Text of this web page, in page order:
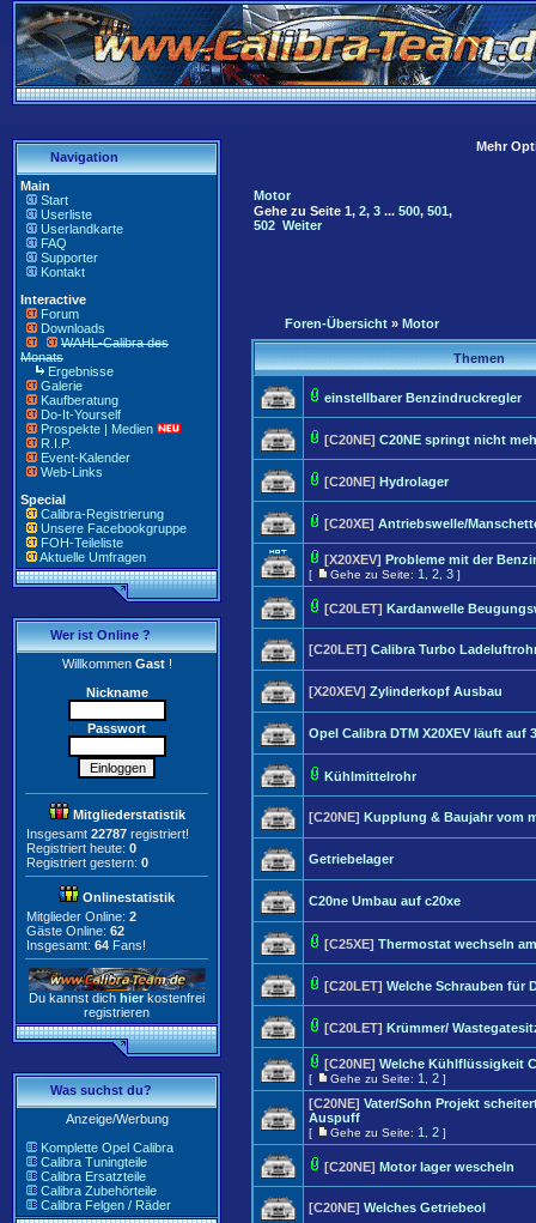
Navigation
Main
Start
Userliste
Userlandkarte
FAQ
Supporter
Kontakt
Interactive
Forum
Downloads
WAHL-Calibra des
Monats
Ergebnisse
Galerie
Kaufberatung
Do-It-Yourself
Prospekte | Medien
R.I.P.
Event-Kalender
Web-Links
Special
Calibra-Registrierung
Unsere Facebookgruppe
FOH-Teileliste
Aktuelle Umfragen
Wer ist Online ?
WillkommenGast!
Nickname
Passwort
Mitgliederstatistik
Insgesamt 22787 registriert!
Registriert heute: 0
Registriert gestern: 0
Onlinestatistik
Mitglieder Online: 2
Gäste Online: 62
Insgesamt: 64 Fans!
Du kannst dich hier kostenfrei
registrieren
Was suchst du?
Anzeige/Werbung
Komplette Opel Calibra
Calibra Tuningteile
Calibra Ersatzteile
Calibra Zubehörteile
Calibra Felgen / Räder
Mehr
Motor
Gehe zu Seite 1, 2, 3 ... 500, 501,
502 Weiter
Foren-Übersicht » Motor
Themen
einstellbarer Benzindruckregler
[C20NE] C20NE springt nicht
[C20NE] Hydrolager
[C20XE] Antriebswelle/
[X20XEV] Probleme mit der
[ Gehe zu Seite: 1 2 3 ]
[C20LET] Kardanwelle
[C20LET] Calibra Turbo
[X20XEV] Zylinderkopf Ausbau
Opel Calibra DTM X20XEV läuft auf
Kühlmittelrohr
[C20NE] Kupplung & Baujahr vom
Getriebelager
C20ne Umbau auf c20xe
[C25XE] Thermostat wechseln
[C20LET] Welche Schrauben für
[C20LET] Krümmer/
[C20NE] Welche Kühlflüssigkeit
[ Gehe zu Seite: 1 2 ]
[C20NE] Vater/Sohn Projekt
Auspuff
[ Gehe zu Seite: 1 2 ]
[C20NE] Motor lager wescheln
[C20NE] Welches Getriebeol